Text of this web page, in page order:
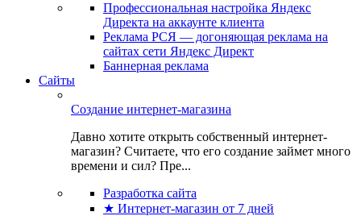
Профессиональная настройка Яндекс
Директа на аккаунте клиента
Реклама РСЯ — догоняющая реклама на
сайтах сети Яндекс Директ
Баннерная реклама
Сайты
Создание интернет-магазина
Давно хотите открыть собственный интернет-
магазин? Считаете, что его создание займет много
времени и сил? Пре...
Разработка сайта
★ Интернет-магазин от 7 дней